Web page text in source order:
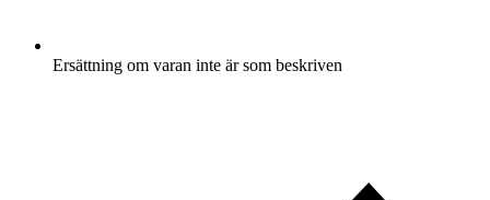
Ersättning om varan inte är som beskriven